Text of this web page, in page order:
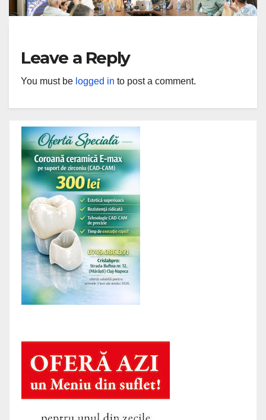
Leave a Reply
You must be logged in to post a comment.